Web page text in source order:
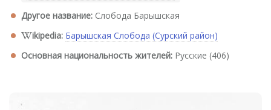
Другое название: Слобода Барышская
ikipedia: Барышская Слобода (Сурский район)
Основная национальность жителей: Русские (406)